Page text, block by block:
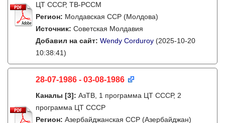
ЦТ СССР, ТВ-РССМ
Регион: Молдавская ССР (Молдова)
Источник: Советская Молдавия
Добавил на сайт: Wendy Corduroy (2025-10-20
10:38:41)
28-07-1986 - 03-08-1986
Каналы [3]: АзТВ, 1 программа ЦТ СССР, 2
программа ЦТ СССР
Регион: Азербайджанская ССР (Азербайджан)